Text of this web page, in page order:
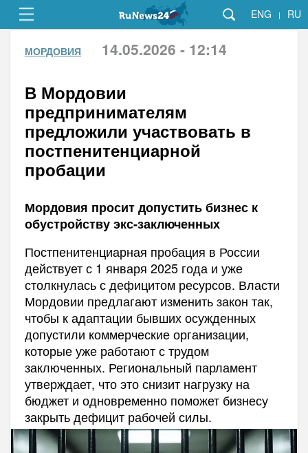
ENG | RU
МОРДОВИЯ 14.05.2026 - 12:14
В Мордовии
предпринимателям
предложили участвовать в
постпенитенциарной
пробации
Мордовия просит допустить бизнес к
обустройству экс-заключенных
Постпенитенциарная пробация в России
действует с 1 января 2025 года и уже
столкнулась с дефицитом ресурсов. Власти
Мордовии предлагают изменить закон так,
чтобы к адаптации бывших осужденных
допустили коммерческие организации,
которые уже работают с трудом
заключенных. Региональный парламент
утверждает, что это снизит нагрузку на
бюджет и одновременно поможет бизнесу
закрыть дефицит рабочей силы.